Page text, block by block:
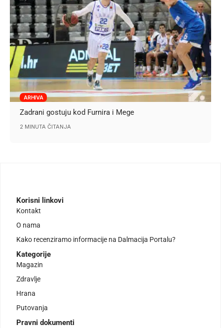
ARHIVA
Zadrani gostuju kod Furnira i Mege
2 MINUTA ČITANJA
Korisni linkovi
Kontakt
O nama
Kako recenziramo informacije na Dalmacija Portalu?
Kategorije
Magazin
Zdravlje
Hrana
Putovanja
Pravni dokumenti